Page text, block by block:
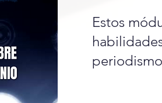
Estos